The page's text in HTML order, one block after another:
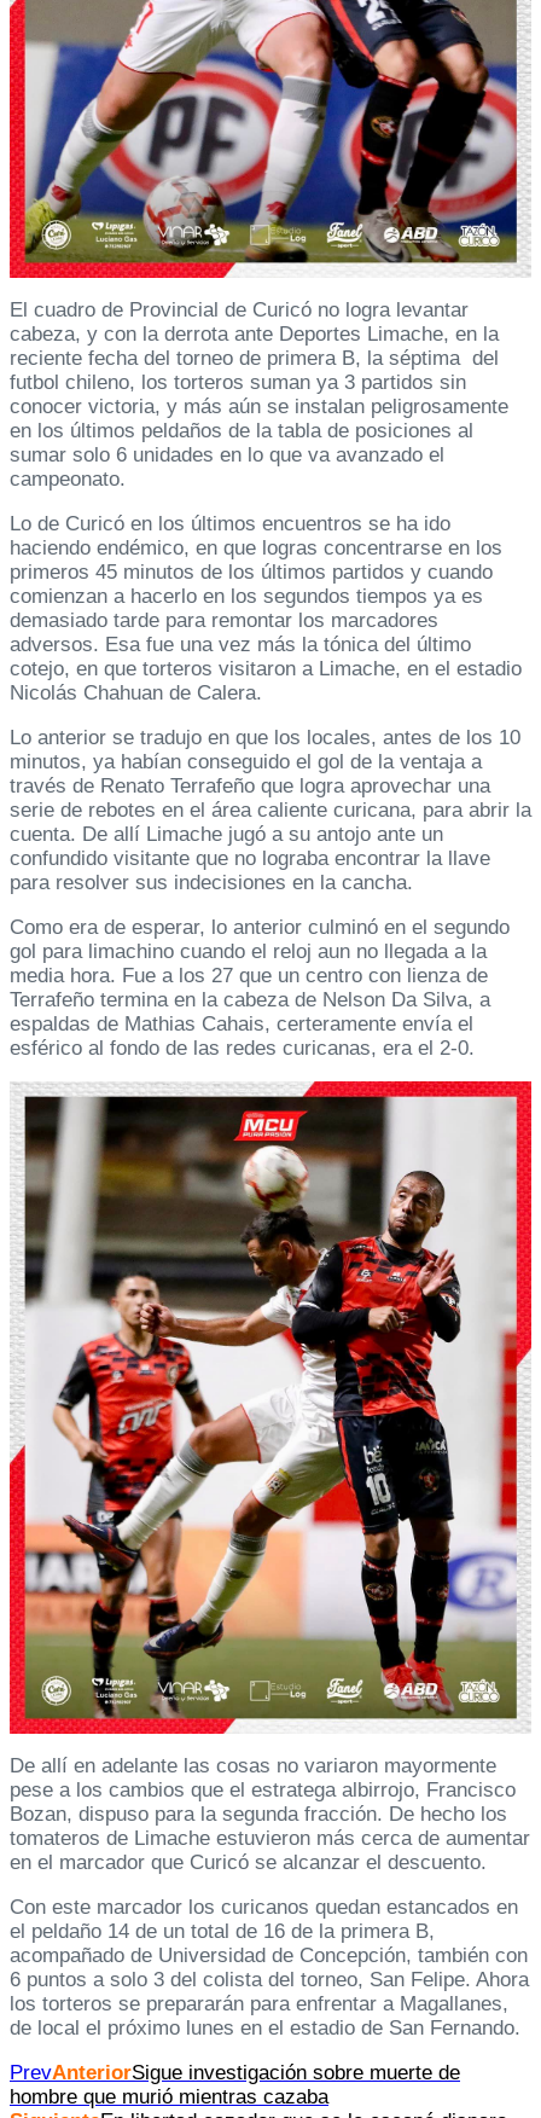
El cuadro de Provincial de Curicó no logra levantar
cabeza, y con la derrota ante Deportes Limache, en la
reciente fecha del torneo de primera B, la séptima del
futbol chileno, los torteros suman ya 3 partidos sin
conocer victoria, y más aún se instalan peligrosamente
en los últimos peldaños de la tabla de posiciones al
sumar solo 6 unidades en lo que va avanzado el
campeonato.
Lo de Curicó en los últimos encuentros se ha ido
haciendo endémico, en que logras concentrarse en los
primeros 45 minutos de los últimos partidos y cuando
comienzan a hacerlo en los segundos tiempos ya es
demasiado tarde para remontar los marcadores
adversos. Esa fue una vez más la tónica del último
cotejo, en que torteros visitaron a Limache, en el estadio
Nicolás Chahuan de Calera.
Lo anterior se tradujo en que los locales, antes de los 10
minutos, ya habían conseguido el gol de la ventaja a
través de Renato Terrafeño que logra aprovechar una
serie de rebotes en el área caliente curicana, para abrir la
cuenta. De allí Limache jugó a su antojo ante un
confundido visitante que no lograba encontrar la llave
para resolver sus indecisiones en la cancha.
Como era de esperar, lo anterior culminó en el segundo
gol para limachino cuando el reloj aun no llegada a la
media hora. Fue a los 27 que un centro con lienza de
Terrafeño termina en la cabeza de Nelson Da Silva, a
espaldas de Mathias Cahais, certeramente envía el
esférico al fondo de las redes curicanas, era el 2-0.
De allí en adelante las cosas no variaron mayormente
pese a los cambios que el estratega albirrojo, Francisco
Bozan, dispuso para la segunda fracción. De hecho los
tomateros de Limache estuvieron más cerca de aumentar
en el marcador que Curicó se alcanzar el descuento.
Con este marcador los curicanos quedan estancados en
el peldaño 14 de un total de 16 de la primera B,
acompañado de Universidad de Concepción, también con
6 puntos a solo 3 del colista del torneo, San Felipe. Ahora
los torteros se prepararán para enfrentar a Magallanes,
de local el próximo lunes en el estadio de San Fernando.
PrevAnteriorSigue investigación sobre muerte de
hombre que murió mientras cazaba